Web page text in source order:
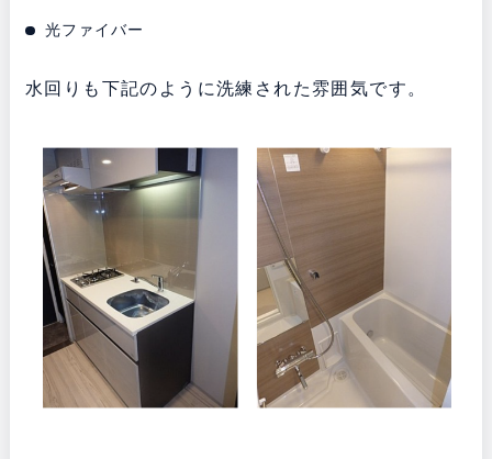
光ファイバー
水回りも下記のように洗練された雰囲気です。